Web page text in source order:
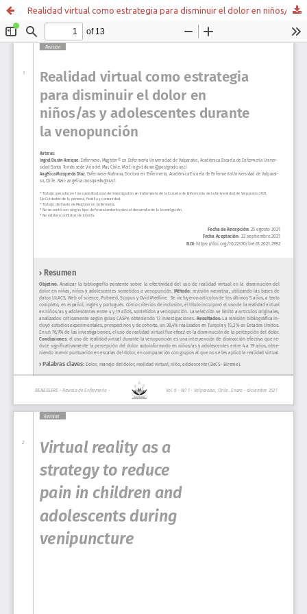
Realidad virtual como estrategia para disminuir el dolor en niños/as y adolescentes durante la venopunción